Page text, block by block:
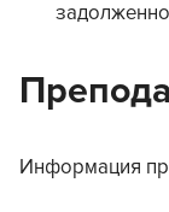
Информация